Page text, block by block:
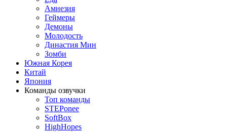
Амнезия
Геймеры
Демоны
Молодость
Династия Мин
Зомби
Южная Корея
Китай
Япония
Команды озвучки
Топ команды
STEPonee
SoftBox
HighHopes